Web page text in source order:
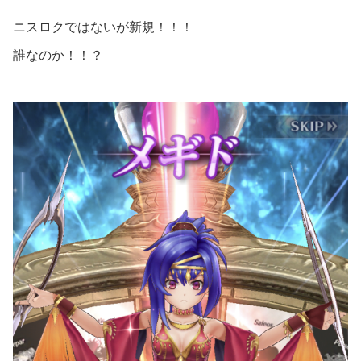
ニスロクではないが新規！！！
誰なのか！！？